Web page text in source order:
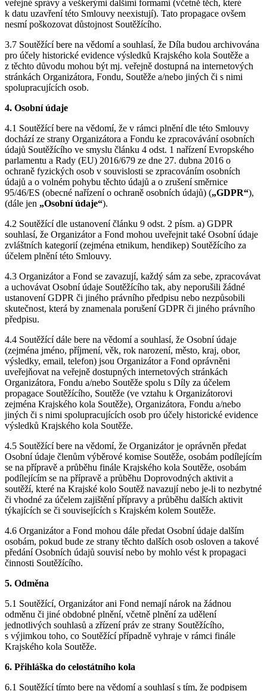
veřejné správy a veškerými dalšími formami (včetně těch, které
k datu uzavření této Smlouvy neexistují). Tato propagace ovšem
nesmí poškozovat důstojnost Soutěžícího.
3.7 Soutěžící bere na vědomí a souhlasí, že Díla budou archivována
pro účely historické evidence výsledků Krajského kola Soutěže a
z těchto důvodu mohou být mj. veřejně dostupná na internetových
stránkách Organizátora, Fondu, Soutěže a/nebo jiných či s nimi
spolupracujících osob.
4. Osobní údaje
4.1 Soutěžící bere na vědomí, že v rámci plnění dle této Smlouvy
dochází ze strany Organizátora a Fondu ke zpracovávání osobních
údajů Soutěžícího ve smyslu článku 4 odst. 1 nařízení Evropského
parlamentu a Rady (EU) 2016/679 ze dne 27. dubna 2016 o
ochraně fyzických osob v souvislosti se zpracováním osobních
údajů a o volném pohybu těchto údajů a o zrušení směrnice
95/46/ES (obecné nařízení o ochraně osobních údajů) („GDPR“),
(dále jen „Osobní údaje“).
4.2 Soutěžící dle ustanovení článku 9 odst. 2 písm. a) GDPR
souhlasí, že Organizátor a Fond mohou uveřejnit také Osobní údaje
zvláštních kategorií (zejména etnikum, hendikep) Soutěžícího za
účelem plnění této Smlouvy.
4.3 Organizátor a Fond se zavazují, každý sám za sebe, zpracovávat
a uchovávat Osobní údaje Soutěžícího tak, aby neporušili žádné
ustanovení GDPR či jiného právního předpisu nebo nezpůsobili
skutečnost, která by znamenala porušení GDPR či jiného právního
předpisu.
4.4 Soutěžící dále bere na vědomí a souhlasí, že Osobní údaje
(zejména jméno, příjmení, věk, rok narození, město, kraj, obor,
výsledky, email, telefon) jsou Organizátor a Fond oprávněni
uveřejňovat na veřejně dostupných internetových stránkách
Organizátora, Fondu a/nebo Soutěže spolu s Díly za účelem
propagace Soutěžícího, Soutěže (ve vztahu k Organizátorovi
zejména Krajského kola Soutěže), Organizátora, Fondu a/nebo
jiných či s nimi spolupracujících osob pro účely historické evidence
výsledků Krajského kola Soutěže.
4.5 Soutěžící bere na vědomí, že Organizátor je oprávněn předat
Osobní údaje členům výběrové komise Soutěže, osobám podílejícím
se na přípravě a průběhu finále Krajského kola Soutěže, osobám
podílejícím se na přípravě a průběhu Doprovodných aktivit a
soutěží, které na Krajské kolo Soutěž navazují nebo je-li to nezbytné
či vhodné za účelem zajištění přípravy a průběhu dalších aktivit
týkajících se či souvisejících s Krajském kolem Soutěže.
4.6 Organizátor a Fond mohou dále předat Osobní údaje dalším
osobám, pokud bude ze strany těchto dalších osob osloven a takové
předání Osobních údajů souvisí nebo by mohlo vést k propagaci
činnosti Soutěžícího.
5. Odměna
5.1 Soutěžící, Organizátor ani Fond nemají nárok na žádnou
odměnu či jiné obdobné plnění, včetně plnění za udělení
jednotlivých souhlasů a zřízení práv ze strany Soutěžícího,
s výjimkou toho, co Soutěžící případně vyhraje v rámci finále
Krajského kola Soutěže.
6. Přihláška do celostátního kola
6.1 Soutěžící tímto bere na vědomí a souhlasí s tím, že podpisem